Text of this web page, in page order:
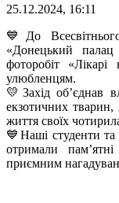
25.12.2024, 16:11
💙До
«Донецький палац
фоторобіт
улюбленцям.
💛Захід об’єднав
екзотичних
життя своїх
💙Наші студенти та
отримали
приємним